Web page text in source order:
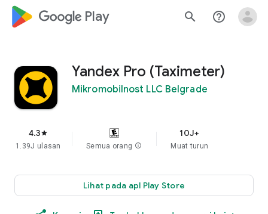
google_logo Play search help_outline
Yandex Pro (Taximeter)
Mikromobilnost LLC Belgrade
4.3star
1.39J ulasan Semua orang info
10J+
Muat turun
Lihat pada apl Play Store